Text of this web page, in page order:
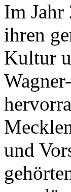
Im
ihren
Kultur
und